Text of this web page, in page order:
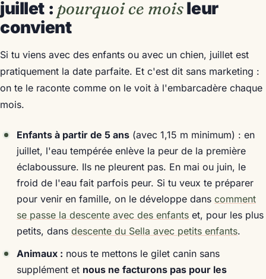
juillet : pourquoi ce moisleur
convient
Si tu viens avec des enfants ou avec un chien, juillet est
pratiquement la date parfaite. Et c'est dit sans marketing :
on te le raconte comme on le voit à l'embarcadère chaque
mois.
Enfants à partir de 5 ans (avec 1,15 m minimum) : en
juillet, l'eau tempérée enlève la peur de la première
éclaboussure. Ils ne pleurent pas. En mai ou juin, le
froid de l'eau fait parfois peur. Si tu veux te préparer
pour venir en famille, on le développe dans comment
se passe la descente avec des enfants et, pour les plus
petits, dans descente du Sella avec petits enfants.
Animaux : nous te mettons le gilet canin sans
supplément et nous ne facturons pas pour les